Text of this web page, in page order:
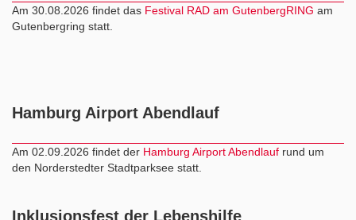
Am 30.08.2026 findet das Festival RAD am GutenbergRING am
Gutenbergring statt.
Hamburg Airport Abendlauf
Am 02.09.2026 findet der Hamburg Airport Abendlauf rund um
den Norderstedter Stadtparksee statt.
Inklusionsfest der Lebenshilfe